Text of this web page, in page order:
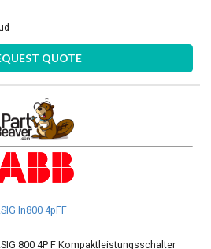
QUOTE
In800 4pFF
800 4P F Kompaktleistungsschalter